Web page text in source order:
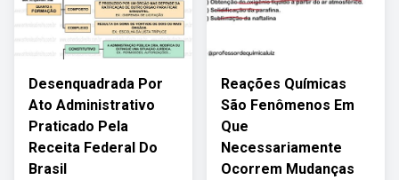
Desenquadrada Por
Ato Administrativo
Praticado Pela
Receita Federal Do
Brasil
Reações Químicas
São Fenômenos Em
Que
Necessariamente
Ocorrem Mudanças